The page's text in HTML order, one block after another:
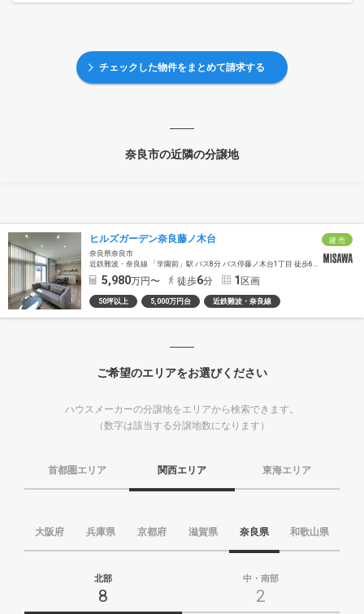
チェックした物件をまとめて請求する
奈良市の近隣の分譲地
建 売
ヒルズガーデン奈良藤ノ木台
奈良県奈良市
近鉄難波・奈良線 「学園前」駅 バス8分 バス停藤ノ木台1丁目 徒歩6分～7分
5,980万円〜 徒歩6分 1 区画
50坪以上 5,000万円台 近鉄難波・奈良線
ご希望のエリアをお選びください
ハウスメーカーの分譲地をエリアから検索できます。
（数字は該当する分譲地数になります）
首都圏エリア 関西エリア 東海エリア
大阪府 兵庫県 京都府 滋賀県 奈良県 和歌山県
北部
8
中・南部
2